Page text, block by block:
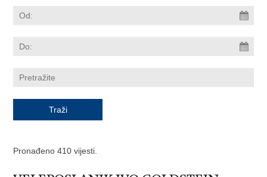
Pronađeno 410 vijesti.